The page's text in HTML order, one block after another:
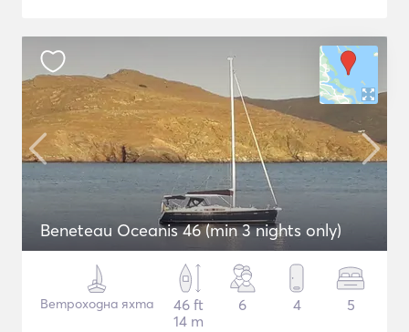
Beneteau Oceanis 46 (min 3 nights only)
Ветроходна яхта
46 ft
14 m
6 4 5